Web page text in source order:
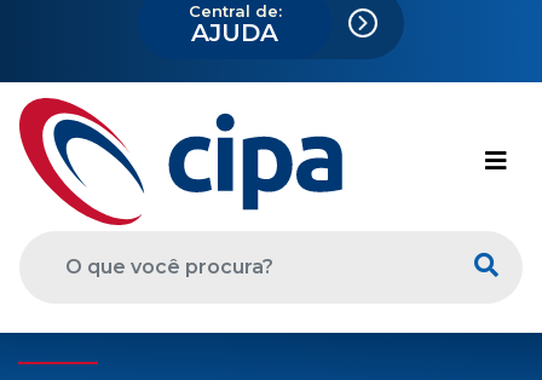
Central de:
AJUDA